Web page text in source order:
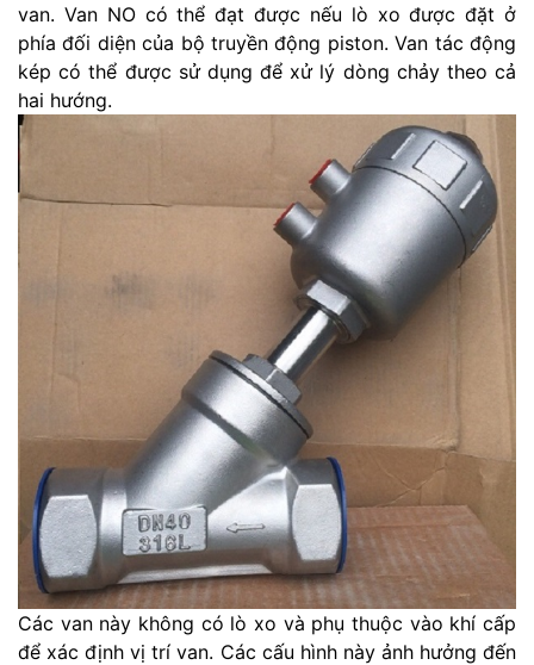
van. Van NO có thể đạt được nếu lò xo được đặt ở
phía đối diện của bộ truyền động piston. Van tác động
kép có thể được sử dụng để xử lý dòng chảy theo cả
hai hướng.
Các van này không có lò xo và phụ thuộc vào khí cấp
để xác định vị trí van. Các cấu hình này ảnh hưởng đến